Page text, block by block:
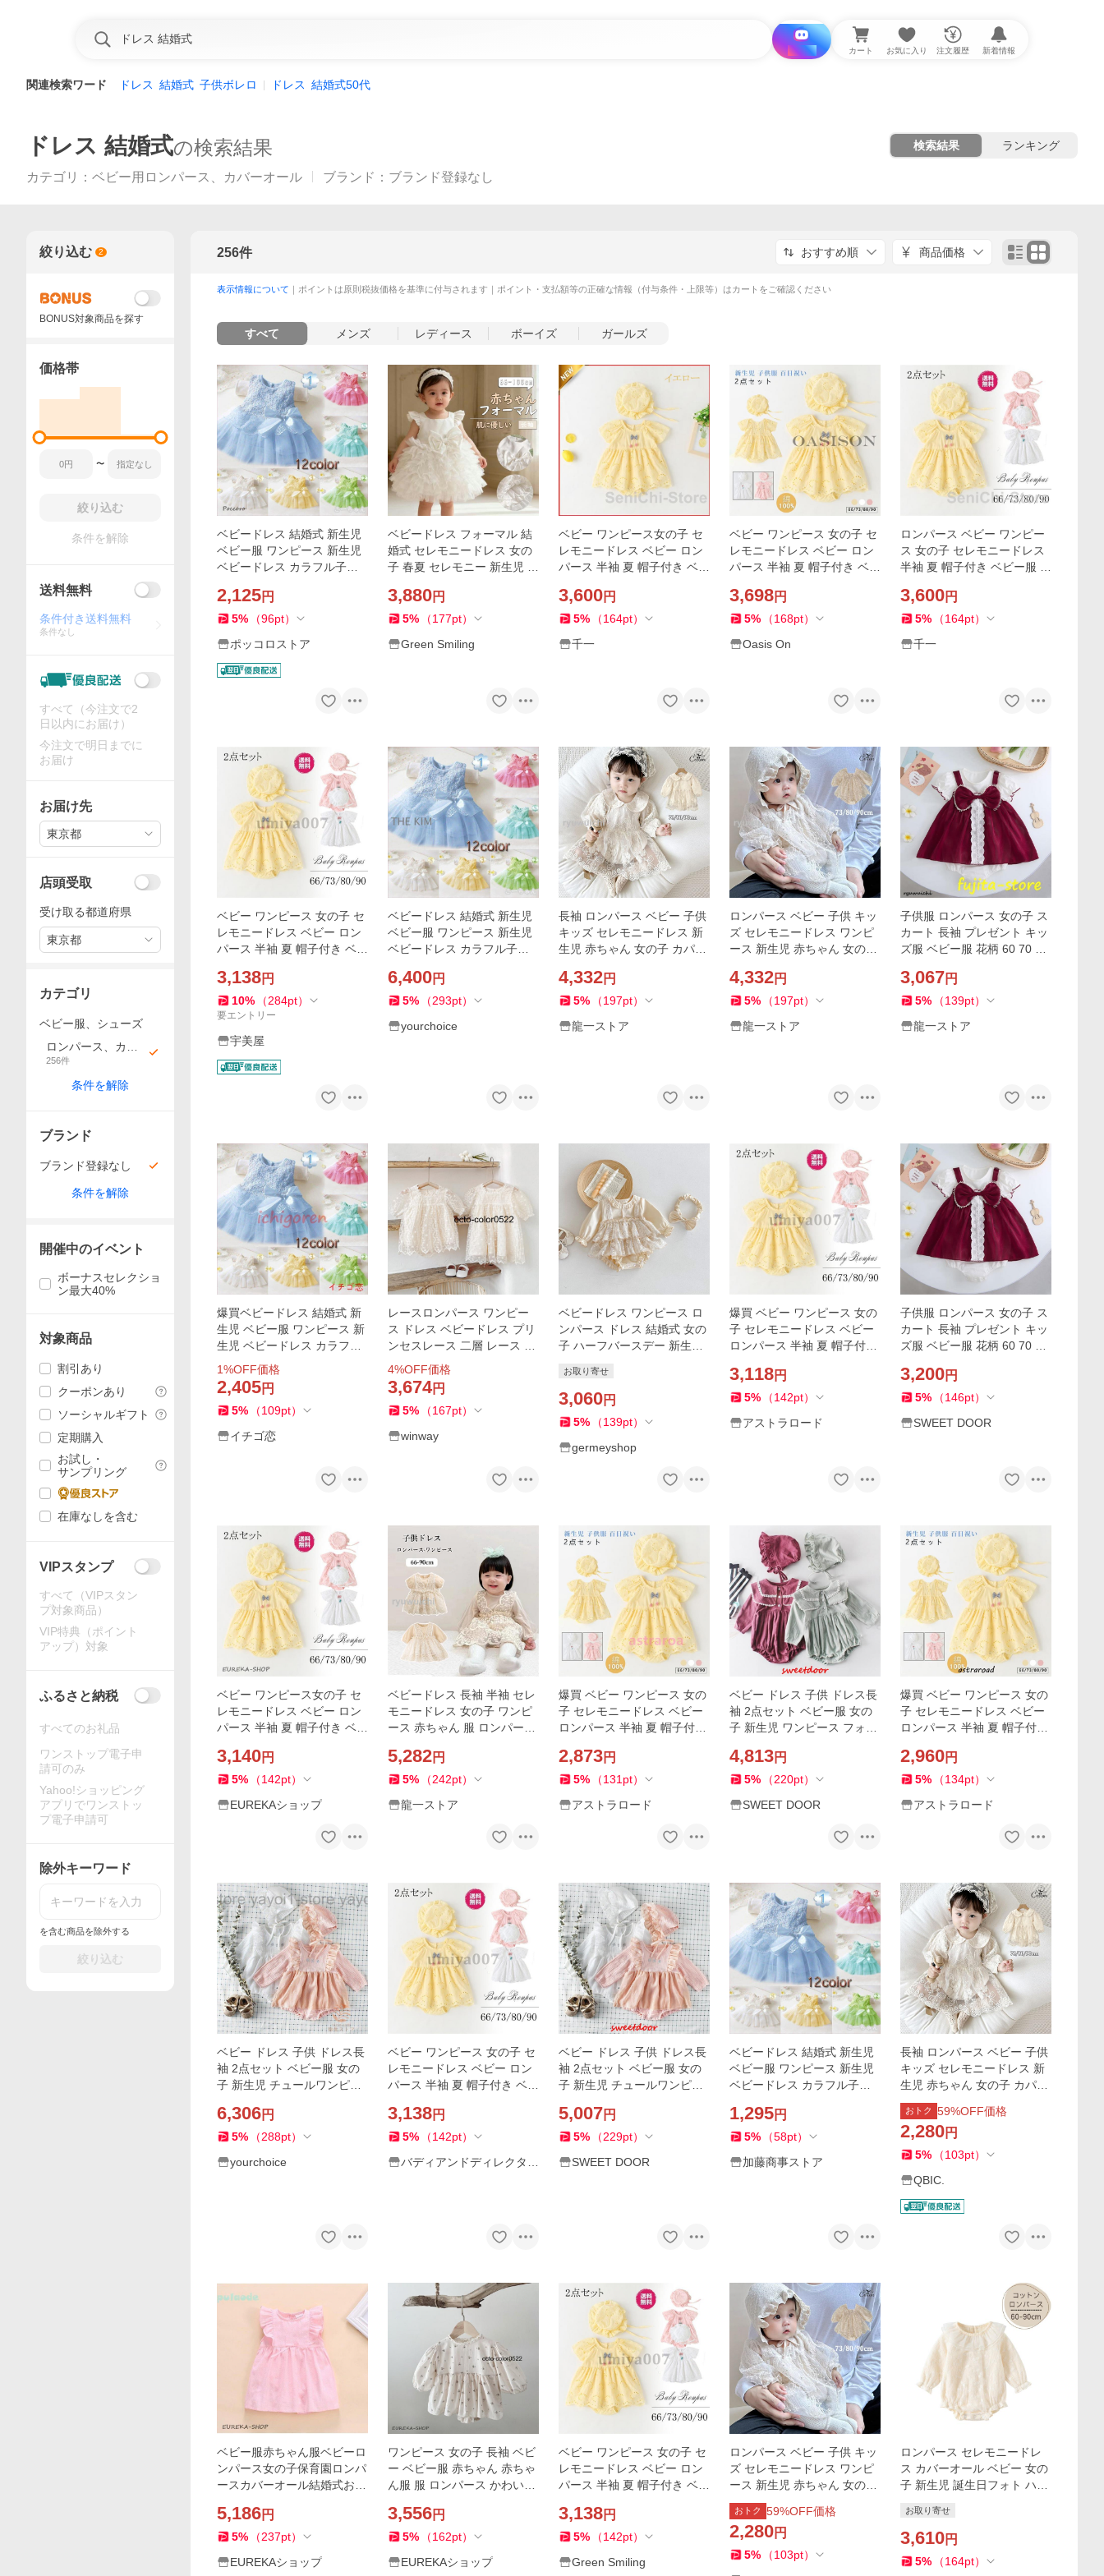
i と探す カート お気に入り 注文履歴 新着情報
関連検索ワード ドレス 結婚式 子供ボレロ ドレス 結婚式50代
ドレス 結婚式の検索結果
カテゴリ ： ベビー用ロンパース、カバーオール ブランド ： ブランド登録なし
検索結果 ランキング
256件 おすすめ順 商品価格
表示情報について ｜ポイントは原則税抜価格を基準に付与されます｜ポイント・支払額等の正確な情報（付与条件・上限等）はカートをご確認ください
すべて メンズ レディース ボーイズ ガールズ
ベビードレス 結婚式 新生児
ベビー服 ワンピース 新生児
ベビードレス カラフル子供
アル ワンピース
2,125円
5% （96pt）
ポッコロストア
ベビードレス フォーマル 結
婚式 セレモニードレス 女の
子 春夏 セレモニー 新生児 赤
ベビー ワンピース チュール
リボンドレス
3,880円
5% （177pt）
Green Smiling
ベビー ワンピース女の子 セ
レモニードレス ベビー ロン
パース 半袖 夏 帽子付き ベビ
婚式 お宮参り 新生児 子供服
3,600円
5% （164pt）
千一
ベビー ワンピース 女の子 セ
レモニードレス ベビー ロン
パース 半袖 夏 帽子付き ベビ
婚式 お宮参り 新生児 子供服
百日祝い
3,698円
5% （168pt）
Oasis On
ロンパース ベビー ワンピー
ス 女の子 セレモニードレス
半袖 夏 帽子付き ベビー服 入
宮参り 新生児 子供服
3,600円
5% （164pt）
千一
ベビー ワンピース 女の子 セ
レモニードレス ベビー ロン
パース 半袖 夏 帽子付き ベビ
婚式 お宮参り 新生児 子供服
百日祝い
3,138円
10% （284pt）
要エントリー
宇美屋
ベビードレス 結婚式 新生児
ベビー服 ワンピース 新生児
ベビードレス カラフル子供
アル ワンピース
6,400円
5% （293pt）
yourchoice
長袖 ロンパース ベビー 子供
キッズ セレモニードレス 新
生児 赤ちゃん 女の子 カパー
ス お食い初め 出産準備 お宮
参り 結婚式
4,332円
5% （197pt）
龍一ストア
ロンパース ベビー 子供 キッ
ズ セレモニードレス ワンピ
ース 新生児 赤ちゃん 女の子
り 記念日 写真撮影 結婚式 レ
ース 可愛い
4,332円
5% （197pt）
龍一ストア
子供服 ロンパース 女の子 ス
カート 長袖 プレゼント キッ
ズ服 ベビー服 花柄 60 70 80
リル 子供ドレス 結婚式 お姫
様
3,067円
5% （139pt）
龍一ストア
爆買ベビードレス 結婚式 新
生児 ベビー服 ワンピース 新
生児 ベビードレス カラフル
子供ドレス カラードレス カ
ジュアル ワンピース
1%OFF価格
2,405円
5% （109pt）
イチゴ恋
レースロンパース ワンピー
ス ドレス ベビードレス プリ
ンセスレース 二層 レース ロ
ンパース ベビー服 女の子 ド
レス 子供 誕生日 ベビー
4%OFF価格
3,674円
5% （167pt）
winway
ベビードレス ワンピース ロ
ンパース ドレス 結婚式 女の
子 ハーフバースデー 新生児
お取り寄せ
3,060円
5% （139pt）
germeyshop
爆買 ベビー ワンピース 女の
子 セレモニードレス ベビー
ロンパース 半袖 夏 帽子付き
ス 結婚式 お宮参り 新生児 子
供服 百日祝い
3,118円
5% （142pt）
アストラロード
子供服 ロンパース 女の子 ス
カート 長袖 プレゼント キッ
ズ服 ベビー服 花柄 60 70 80
リル 子供ドレス 結婚式 お姫
様
3,200円
5% （146pt）
SWEET DOOR
ベビー ワンピース女の子 セ
レモニードレス ベビー ロン
パース 半袖 夏 帽子付き ベビ
婚式 お宮参り 新生児 子供服
3,140円
5% （142pt）
EUREKAショップ
ベビードレス 長袖 半袖 セレ
モニードレス 女の子 ワンピ
ース 赤ちゃん 服 ロンパース
秋 かわいい ドレス 子供服 お
出かけ
5,282円
5% （242pt）
龍一ストア
爆買 ベビー ワンピース 女の
子 セレモニードレス ベビー
ロンパース 半袖 夏 帽子付き
ス 結婚式 お宮参り 新生児 子
供服 百日祝い
2,873円
5% （131 pt）
アストラロード
ベビー ドレス 子供 ドレス長
袖 2点セット ベビー服 女の
子 新生児 ワンピース フォー
ト66/73/80/90 通園に大活躍
可愛い 新作
4,813円
5% （220pt）
SWEET DOOR
爆買 ベビー ワンピース 女の
子 セレモニードレス ベビー
ロンパース 半袖 夏 帽子付き
ス 結婚式 お宮参り 新生児 子
供服 百日祝い
2,960円
5% （134pt）
アストラロード
ベビー ドレス 子供 ドレス長
袖 2点セット ベビー服 女の
子 新生児 チュールワンピー
プレゼント66/73/80/90 春秋
服 韓国子供服
6,306円
5% （288pt）
yourchoice
ベビー ワンピース 女の子 セ
レモニードレス ベビー ロン
パース 半袖 夏 帽子付き ベビ
婚式 お宮参り 新生児 子供服
百日祝い
3,138円
5% （142pt）
バディアンドディレクター
ベビー ドレス 子供 ドレス長
袖 2点セット ベビー服 女の
子 新生児 チュールワンピー
プレゼント66/73/80/90 春秋
服 子供服
5,007円
5% （229pt）
SWEET DOOR
ベビードレス 結婚式 新生児
ベビー服 ワンピース 新生児
ベビードレス カラフル子供
アル ワンピース
1,295円
5% （58pt）
加藤商事ストア
長袖 ロンパース ベビー 子供
キッズ セレモニードレス 新
生児 赤ちゃん 女の子 カパー
オール 刺繍 レース ワンピー
ス お食い初め 出産準備 お宮
参り 結婚式
おトク 59%OFF価格
2,280円
5% （103pt）
QBIC.
ベビー服赤ちゃん服ベビーロ
ンパース女の子保育園ロンパ
ースカバーオール結婚式お宮
5,186円
5% （237pt）
EUREKAショップ
ワンピース 女の子 長袖 ベビ
ー ベビー服 赤ちゃん 赤ちゃ
ん服 服 ロンパース かわいい
ジュ シンプル セレモニー セ
レモニードレス
3,556円
5% （162pt）
EUREKAショップ
ベビー ワンピース 女の子 セ
レモニードレス ベビー ロン
パース 半袖 夏 帽子付き ベビ
婚式 お宮参り 新生児 子供服
百日祝い
3,138円
5% （142pt）
Green Smiling
ロンパース ベビー 子供 キッ
ズ セレモニードレス ワンピ
ース 新生児 赤ちゃん 女の子
カパーオール 退院着 お宮参
り 記念日 写真撮影 結婚式 レ
ース 可愛い
おトク 59%OFF価格
2,280円
5% （103pt）
ロンパース セレモニードレ
ス カバーオール ベビー 女の
子 新生児 誕生日フォト ハー
お取り寄せ
3,610円
5% （164pt）
絞り込む 2
BONUS対象商品を探す
価格帯
〜
絞り込む
条件を解除
送料無料
条件付き送料無料
条件なし
すべて（今注文で2
日以内にお届け）
今注文で明日までに
お届け
お届け先
東京都
店頭受取
受け取る都道府県
東京都
カテゴリ
ベビー服、シューズ
ロンパース、カバ
ーオール
256件
条件を解除
ブランド
ブランド登録なし
条件を解除
開催中のイベント
ボーナスセレクショ
ン最大40%
対象商品
割引あり
クーポンあり
ソーシャルギフト
定期購入
お試し・
サンプリング
在庫なしを含む
VIPスタンプ
すべて（VIPスタン
プ対象商品）
VIP特典（ポイント
アップ）対象
ふるさと納税
すべてのお礼品
ワンストップ電子申
請可のみ
Yahoo!ショッピング
アプリでワンストッ
プ電子申請可
除外キーワード
を含む商品を除外する
絞り込む